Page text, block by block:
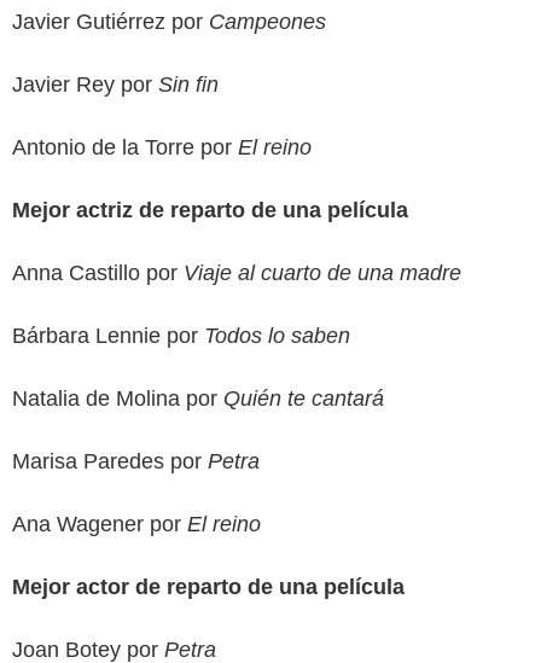
Javier Gutiérrez por Campeones
Javier Rey por Sin fin
Antonio de la Torre por El reino
Mejor actriz de reparto de una película
Anna Castillo por Viaje al cuarto de una madre
Bárbara Lennie por Todos lo saben
Natalia de Molina por Quién te cantará
Marisa Paredes por Petra
Ana Wagener por El reino
Mejor actor de reparto de una película
Joan Botey por Petra